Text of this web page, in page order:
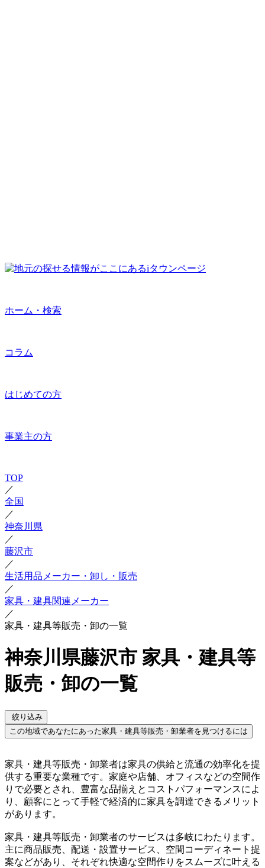
ホーム・検索
コラム
はじめての方
事業主の方
TOP
／
全国
／
神奈川県
／
藤沢市
／
生活用品メーカー・卸し・販売
／
家具・建具関連メーカー
／
家具・建具等販売・卸の一覧
神奈川県藤沢市 家具・建具等
販売・卸の一覧
絞り込み
この地域であなたにあった家具・建具等販売・卸業者を見つけるには
家具・建具等販売・卸業者は家具の供給と流通の効率化を提
供する重要な業種です。家庭や店舗、オフィスなどの空間作
りで必要とされ、豊富な品揃えとコストパフォーマンスによ
り、顧客にとって手軽で経済的に家具を調達できるメリット
があります。
家具・建具等販売・卸業者のサービスは多岐にわたります。
主に商品販売、配送・設置サービス、空間コーディネート提
案などがあり、それぞれ快適な空間作りをスムーズに叶える